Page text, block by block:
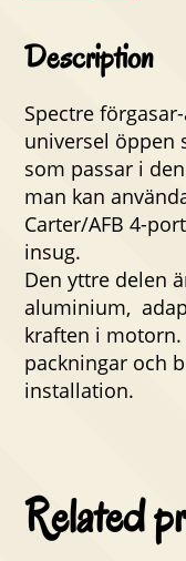
Description
Spectre
universel öppen
som passar i
man kan
Carter/AFB 4-
insug.
Den yttre delen
aluminium,
kraften i
packningar och
installation.
Related